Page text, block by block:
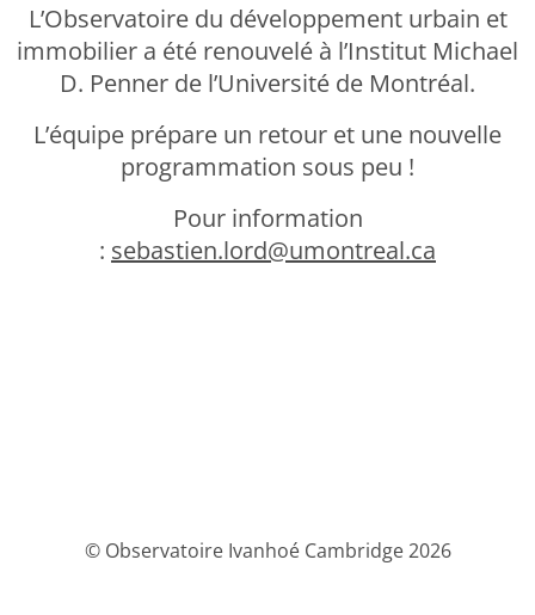
L’Observatoire du développement urbain et
immobilier a été renouvelé à l’Institut Michael
D. Penner de l’Université de Montréal.
L’équipe prépare un retour et une nouvelle
programmation sous peu !
Pour information
: sebastien.lord@umontreal.ca
© Observatoire Ivanhoé Cambridge 2026